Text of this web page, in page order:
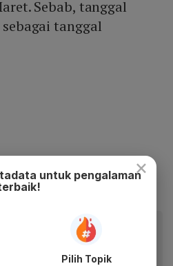
Sebab, tanggal
tanggal
aplikasi mobile.
aplikasi mobile Katadata.
×
untuk pengalaman
Pilih Topik